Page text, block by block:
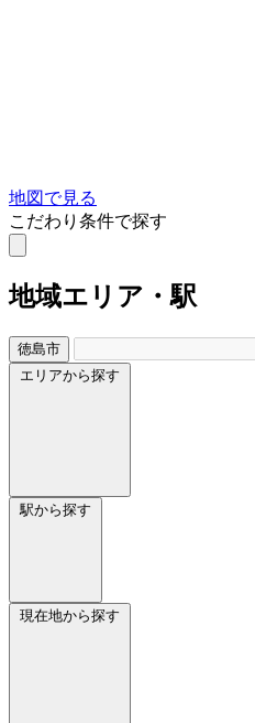
地図で見る
こだわり条件で探す
地域エリア・駅
徳島市
エリアから探す
駅から探す
現在地から探す